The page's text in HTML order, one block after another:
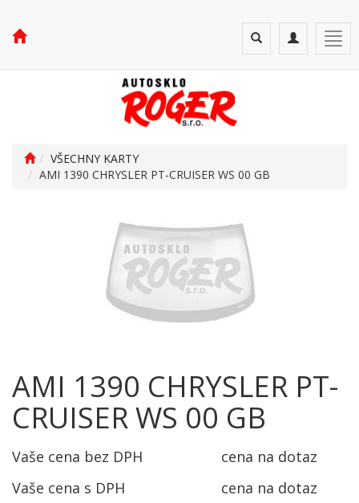
Toggle
navigation
Toggle
search
VŠECHNY KARTY
AMI 1390 CHRYSLER PT-CRUISER WS 00 GB
AMI 1390 CHRYSLER PT-
CRUISER WS 00 GB
Vaše cena bez DPH
cena na dotaz
Vaše cena s DPH
cena na dotaz